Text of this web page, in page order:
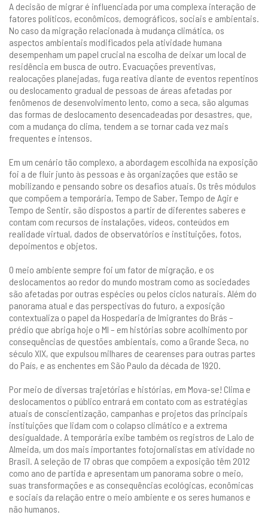
A decisão de migrar é influenciada por uma complexa interação de
fatores políticos, econômicos, demográficos, sociais e ambientais.
No caso da migração relacionada à mudança climática, os
aspectos ambientais modificados pela atividade humana
desempenham um papel crucial na escolha de deixar um local de
residência em busca de outro. Evacuações preventivas,
realocações planejadas, fuga reativa diante de eventos repentinos
ou deslocamento gradual de pessoas de áreas afetadas por
fenômenos de desenvolvimento lento, como a seca, são algumas
das formas de deslocamento desencadeadas por desastres, que,
com a mudança do clima, tendem a se tornar cada vez mais
frequentes e intensos.
Em um cenário tão complexo, a abordagem escolhida na exposição
foi a de fluir junto às pessoas e às organizações que estão se
mobilizando e pensando sobre os desafios atuais. Os três módulos
que compõem a temporária, Tempo de Saber, Tempo de Agir e
Tempo de Sentir, são dispostos a partir de diferentes saberes e
contam com recursos de instalações, vídeos, conteúdos em
realidade virtual, dados de observatórios e instituições, fotos,
depoimentos e objetos.
O meio ambiente sempre foi um fator de migração, e os
deslocamentos ao redor do mundo mostram como as sociedades
são afetadas por outras espécies ou pelos ciclos naturais. Além do
panorama atual e das perspectivas do futuro, a exposição
contextualiza o papel da Hospedaria de Imigrantes do Brás –
prédio que abriga hoje o MI – em histórias sobre acolhimento por
consequências de questões ambientais, como a Grande Seca, no
século XIX, que expulsou milhares de cearenses para outras partes
do País, e as enchentes em São Paulo da década de 1920.
Por meio de diversas trajetórias e histórias, em Mova-se! Clima e
deslocamentos o público entrará em contato com as estratégias
atuais de conscientização, campanhas e projetos das principais
instituições que lidam com o colapso climático e a extrema
desigualdade. A temporária exibe também os registros de Lalo de
Almeida, um dos mais importantes fotojornalistas em atividade no
Brasil. A seleção de 17 obras que compõem a exposição têm 2012
como ano de partida e apresentam um panorama sobre o meio,
suas transformações e as consequências ecológicas, econômicas
e sociais da relação entre o meio ambiente e os seres humanos e
não humanos.